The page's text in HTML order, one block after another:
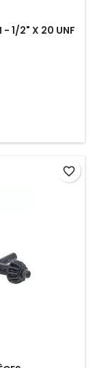
- 1/2" X 20 UNF
favorite_border